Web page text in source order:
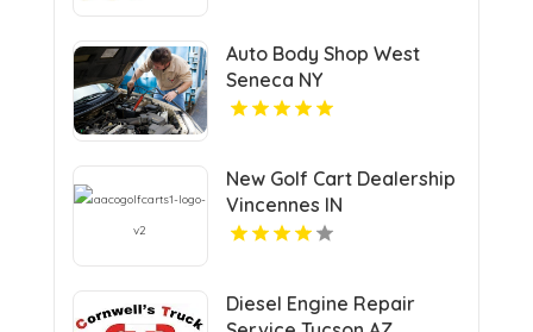
Auto Body Shop West
Seneca NY
New Golf Cart Dealership
Vincennes IN
Diesel Engine Repair